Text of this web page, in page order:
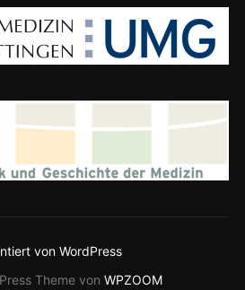
von WordPress
Theme von WPZOOM